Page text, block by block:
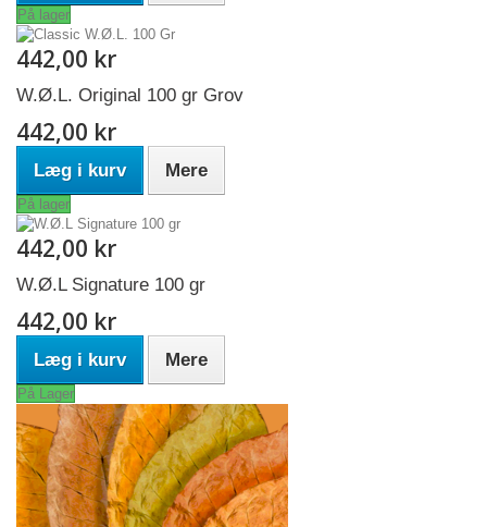
På lager
442,00 kr
W.Ø.L. Original 100 gr Grov
442,00 kr
Læg i kurv Mere
På lager
442,00 kr
W.Ø.L Signature 100 gr
442,00 kr
Læg i kurv Mere
På Lager